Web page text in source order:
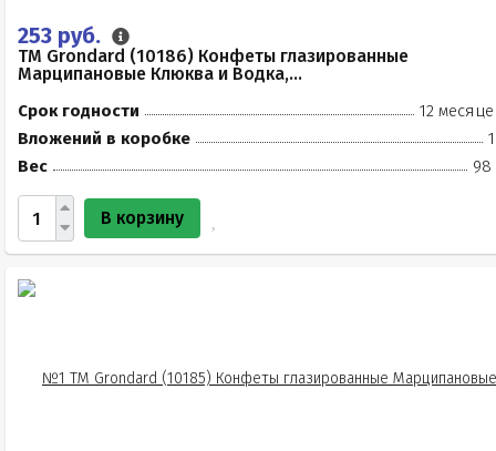
253 руб.
TM Grondard (10186) Конфеты глазированные
Марципановые Клюква и Водка,...
Срок годности
12
Вложений в коробке
Вес
98
В корзину